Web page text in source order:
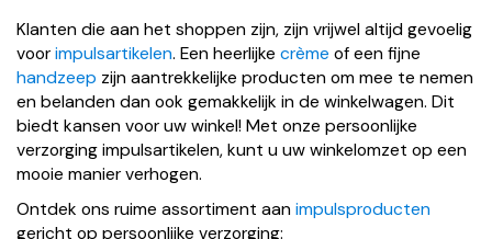
Klanten die aan het shoppen zijn, zijn vrijwel altijd gevoelig
voorimpulsartikelen. Een heerlijke crème of een fijne
handzeep zijn aantrekkelijke producten om mee te nemen
en belanden dan ook gemakkelijk in de winkelwagen. Dit
biedt kansen voor uw winkel! Met onze persoonlijke
verzorging impulsartikelen, kunt u uw winkelomzet op een
mooie manier verhogen.
Ontdek ons ruime assortiment aan impulsproducten
gericht op persoonlijke verzorging: